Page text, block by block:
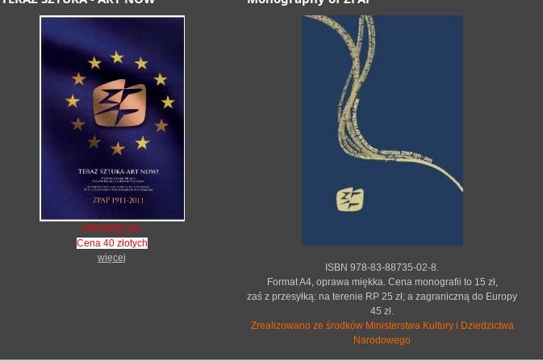
PROMOCJA!
Cena 40 złotych
więcej
ISBN 978-83-88735-02-8.
Format A4, oprawa miękka. Cena monografii to 15 zł,
zaś z przesyłką: na terenie RP 25 zł; a zagraniczną do Europy
45 zł.
Zrealizowano ze środków Ministerstwa Kultury i Dziedzictwa
Narodowego